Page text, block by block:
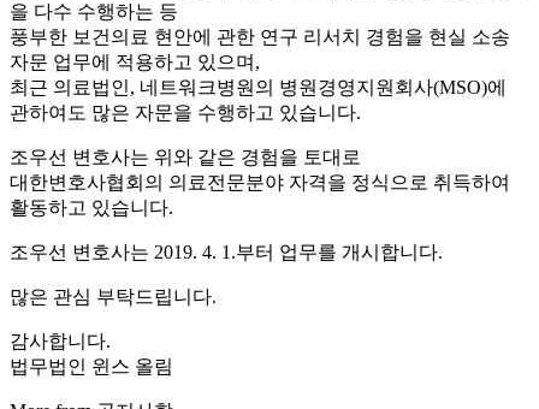
을 다수 수행하는 등
풍부한 보건의료 현안에 관한 연구 리서치 경험을 현실 소송
자문 업무에 적용하고 있으며,
최근 의료법인, 네트워크병원의 병원경영지원회사(MSO)에
관하여도 많은 자문을 수행하고 있습니다.
조우선 변호사는 위와 같은 경험을 토대로
대한변호사협회의 의료전문분야 자격을 정식으로 취득하여
활동하고 있습니다.
조우선 변호사는 2019. 4. 1.부터 업무를 개시합니다.
많은 관심 부탁드립니다.
감사합니다.
법무법인 윈스 올림